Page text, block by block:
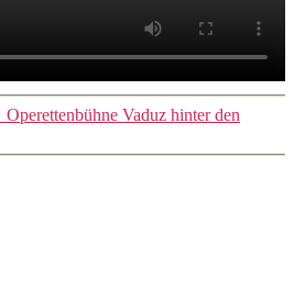
Operettenbühne Vaduz hinter den